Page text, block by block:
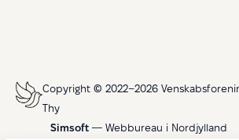
Copyright © 2022–2026
Thy
Simsoft — Webbureau i Nordjylland